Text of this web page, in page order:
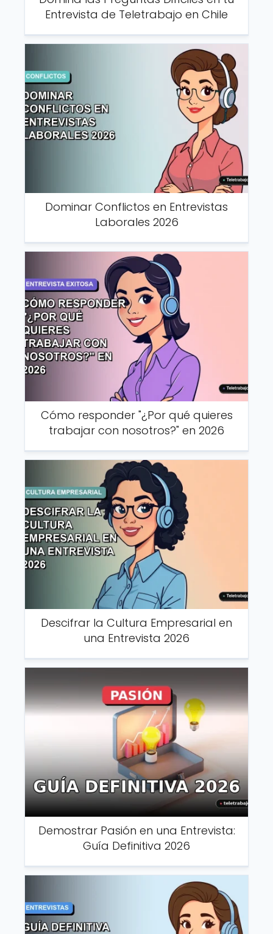
Entrevista de Teletrabajo en Chile
Dominar Conflictos en Entrevistas
Laborales 2026
Cómo responder "¿Por qué quieres
trabajar con nosotros?" en 2026
Descifrar la Cultura Empresarial en
una Entrevista 2026
Demostrar Pasión en una Entrevista:
Guía Definitiva 2026